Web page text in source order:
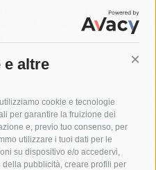
e altre
cookie e tecnologie
per garantire la fruizione dei
e, previo tuo consenso, per
utilizzare i tuoi dati per le
su dispositivo e/o accedervi,
pubblicità, creare profili per
sessualmente una
il portafogli, fermato
arresto